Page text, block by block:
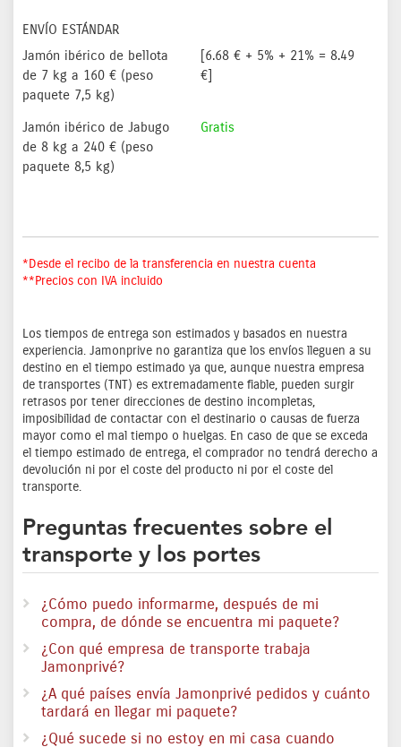
ENVÍO ESTÁNDAR
Jamón ibérico de bellota
de 7 kg a 160 € (peso
paquete 7,5 kg)
[6.68 € + 5% + 21% = 8.49
€]
Jamón ibérico de Jabugo
de 8 kg a 240 € (peso
paquete 8,5 kg)
Gratis
*Desde el recibo de la transferencia en nuestra cuenta
**Precios con IVA incluido
Los tiempos de entrega son estimados y basados en nuestra
experiencia. Jamonprive no garantiza que los envíos lleguen a su
destino en el tiempo estimado ya que, aunque nuestra empresa
de transportes (TNT) es extremadamente fiable, pueden surgir
retrasos por tener direcciones de destino incompletas,
imposibilidad de contactar con el destinario o causas de fuerza
mayor como el mal tiempo o huelgas. En caso de que se exceda
el tiempo estimado de entrega, el comprador no tendrá derecho a
devolución ni por el coste del producto ni por el coste del
transporte.
Preguntas frecuentes sobre el
transporte y los portes
¿Cómo puedo informarme, después de mi
compra, de dónde se encuentra mi paquete?
¿Con qué empresa de transporte trabaja
Jamonprivé?
¿A qué países envía Jamonprivé pedidos y cuánto
tardará en llegar mi paquete?
¿Qué sucede si no estoy en mi casa cuando